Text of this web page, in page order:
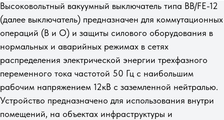
Высоковольтный вакуумный выключатель типа ВВ/FE-12
(далее выключатель) предназначен для коммутационных
операций (В и О) и защиты силового оборудования в
нормальных и аварийных режимах в сетях
распределения электрической энергии трехфазного
переменного тока частотой 50 Гц c наибольшим
рабочим напряжением 12кВ с заземленной нейтралью.
Устройство предназначено для использования внутри
помещений, на объектах инфраструктуры и